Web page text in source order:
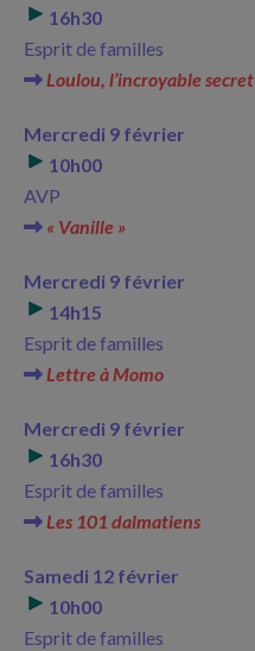
16h30
Esprit de familles
Loulou, l’incroyable secret
Mercredi 9 février
10h00
AVP
« Vanille »
Mercredi 9 février
14h15
Esprit de familles
Lettre à Momo
Mercredi 9 février
16h30
Esprit de familles
Les 101 dalmatiens
Samedi 12 février
10h00
Esprit de familles